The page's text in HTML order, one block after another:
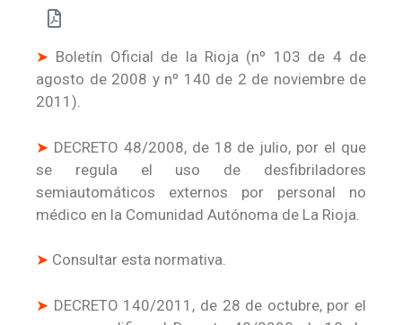
➤ Boletín Oficial de la Rioja (nº 103 de 4 de
agosto de 2008 y nº 140 de 2 de noviembre de
2011).
➤ DECRETO 48/2008, de 18 de julio, por el que
se regula el uso de desfibriladores
semiautomáticos externos por personal no
médico en la Comunidad Autónoma de La Rioja.
➤ Consultar esta normativa.
➤ DECRETO 140/2011, de 28 de octubre, por el